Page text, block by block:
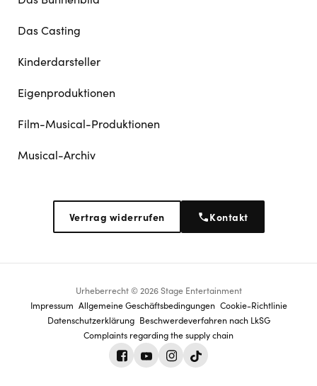
Das Casting
Kinderdarsteller
Eigenproduktionen
Film-Musical-Produktionen
Musical-Archiv
Vertrag widerrufen Kontakt
Urheberrecht © 2026 Stage Entertainment
Footer
navigation
Impressum Allgemeine Geschäftsbedingungen Cookie-Richtlinie
Datenschutz­erklärung Beschwerdeverfahren nach LkSG
Complaints regarding the supply chain
FacebookYoutubeInstagram
Tiktok